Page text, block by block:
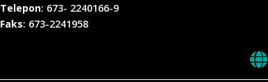
Telepon: 673- 2240166-9
Faks: 673-2241958
